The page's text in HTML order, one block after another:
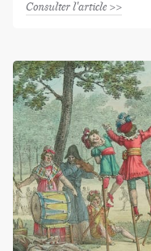
Consulter l'article